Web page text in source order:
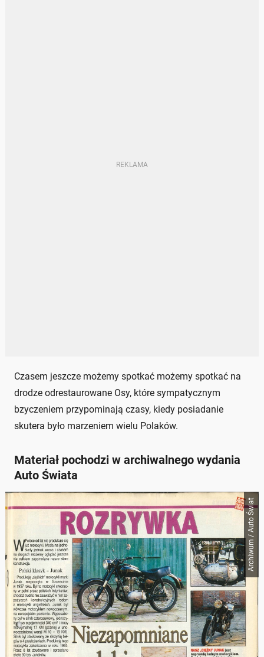
Czasem jeszcze możemy spotkać możemy spotkać na
drodze odrestaurowane Osy, które sympatycznym
bzyczeniem przypominają czasy, kiedy posiadanie
skutera było marzeniem wielu Polaków.
Materiał pochodzi w archiwalnego wydania
Auto Świata
Archiwum / Auto Świat